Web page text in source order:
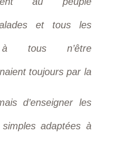
et tous les
tous n’être
toujours par la
d’enseigner les
adaptées à